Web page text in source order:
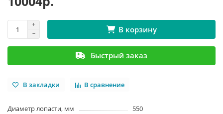
В корзину
Быстрый заказ
В закладки В сравнение
Диаметр лопасти, мм
550